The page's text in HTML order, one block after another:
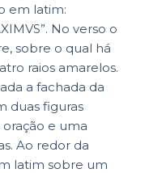
em latim:
No verso o
sobre o qual há
raios amarelos.
a fachada da
duas figuras
e uma
Ao redor da
latim sobre um